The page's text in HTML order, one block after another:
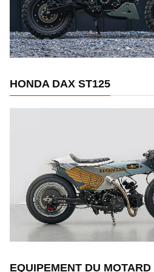
HONDA DAX ST125
EQUIPEMENT DU MOTARD